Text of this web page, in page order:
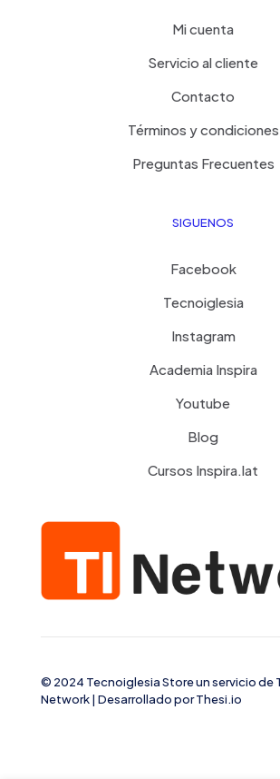
Mi cuenta
Servicio al cliente
Contacto
Términos y condiciones
Preguntas Frecuentes
SIGUENOS
Facebook
Tecnoiglesia
Instagram
Academia Inspira
Youtube
Blog
Cursos Inspira.lat
© 2024 Tecnoiglesia Store un servicio de
Network| Desarrollado porThesi.io